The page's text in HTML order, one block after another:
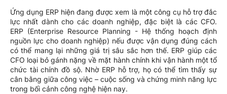
Ứng dụng ERP hiện đang được xem là một công cụ hỗ trợ đắc
lực nhất dành cho các doanh nghiệp, đặc biệt là các CFO.
ERP (Enterprise Resource Planning - Hệ thống hoạch định
nguồn lực cho doanh nghiệp) nếu được vận dụng đúng cách
có thể mang lại những giá trị sâu sắc hơn thế. ERP giúp các
CFO loại bỏ gánh nặng về mặt hành chính khi vận hành một tổ
chức tài chính đồ sộ. Nhờ ERP hỗ trợ, họ có thể tìm thấy sự
cân bằng giữa công việc – cuộc sống và chứng minh năng lực
trong bối cảnh công nghệ hiện nay.